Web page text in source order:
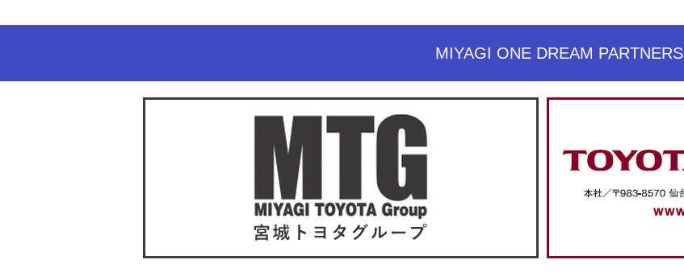
MIYAGI ONE DREAM PARTNERS